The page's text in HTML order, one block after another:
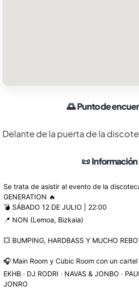
🌅Punto de
Delante de la puerta de la
📜Información
Se trata de asistir al evento de la
GENERATION 🔥
💣 SÁBADO 12 DE JULIO | 22:00
📍 NON (Lemoa, Bizkaia)
💥 BUMPING, HARDBASS Y MUCHO
🎧 Main Room y Cubic Room con un
EKHB · DJ RODRI · NAVAS & JONBO ·
JONRO